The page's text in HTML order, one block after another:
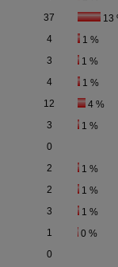
37 13
4 1 %
3 1 %
4 1 %
12 4 %
3 1 %
0
2 1 %
2 1 %
3 1 %
1 0 %
0